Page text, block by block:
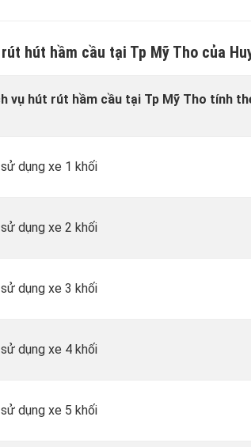
hút hầm cầu tại Tp Mỹ Tho của
vụ hút rút hầm cầu tại Tp Mỹ Tho tính
dụng xe 1 khối
dụng xe 2 khối
dụng xe 3 khối
dụng xe 4 khối
dụng xe 5 khối